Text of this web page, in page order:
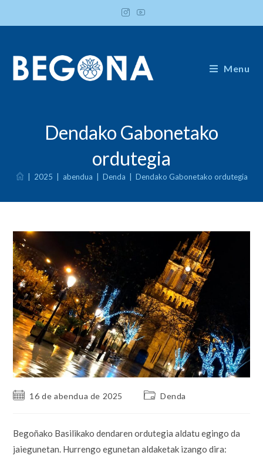
Menu
Dendako Gabonetako
ordutegia
2025 abendua Denda Dendako Gabonetako ordutegia
Post16 de abendua de 2025
PostDenda
Begoñako Basilikako dendaren ordutegia aldatu egingo da
jaiegunetan. Hurrengo egunetan aldaketak izango dira: